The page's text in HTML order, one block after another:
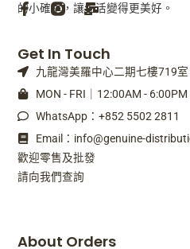
的小確幸，讓生活變得更美好。
F
a
c
e
b
o
o
k
-
f
M
a
i
l
-
b
u
l
k
About Orders
Get In Touch
九龍灣美羅中心二期七樓719室
MON - FRI｜12:00AM - 6:00PM
WhatsApp：+852 5502 2811
Email：info@genuine-
歡迎零售及批發
請向我們查詢